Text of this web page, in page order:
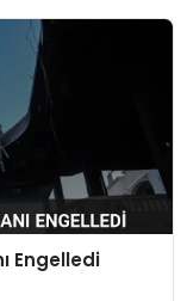
Engelledi